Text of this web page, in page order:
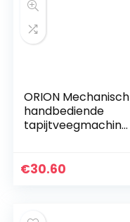
ORION Mechanisch
handbediende
tapijtveegmachine
Floor
€30.60